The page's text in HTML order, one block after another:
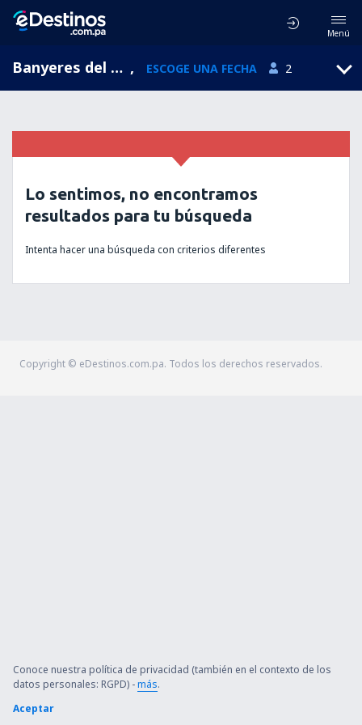
Menú
Banyeres del Penedes, Cataluna, España , ESCOGE UNA FECHA 2
Lo sentimos, no encontramos
resultados para tu búsqueda
Intenta hacer una búsqueda con criterios diferentes
Copyright © eDestinos.com.pa. Todos los derechos reservados.
Conoce nuestra política de privacidad (también en el contexto de los
datos personales: RGPD) -más.
Aceptar